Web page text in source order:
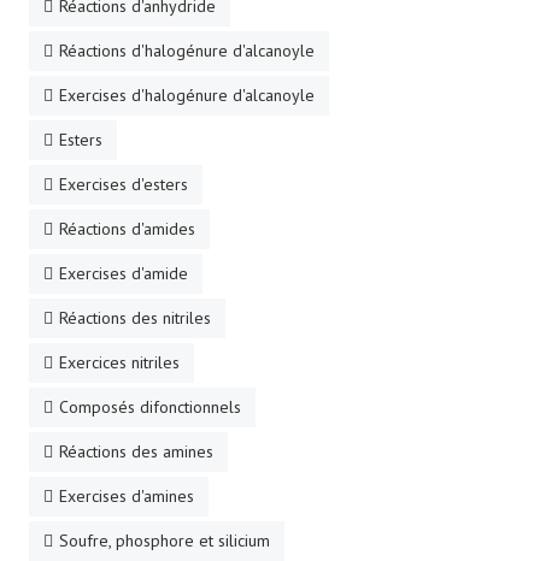
Réactions d'anhydride
Réactions d'halogénure d'alcanoyle
Exercises d'halogénure d'alcanoyle
Esters
Exercises d'esters
Réactions d'amides
Exercises d'amide
Réactions des nitriles
Exercices nitriles
Composés difonctionnels
Réactions des amines
Exercises d'amines
Soufre, phosphore et silicium